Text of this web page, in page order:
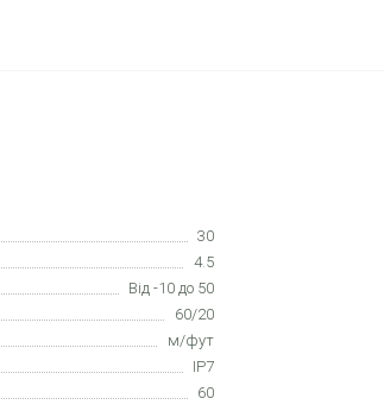
30
4.5
Від -10 до 50
60/20
м/фут
IP7
60